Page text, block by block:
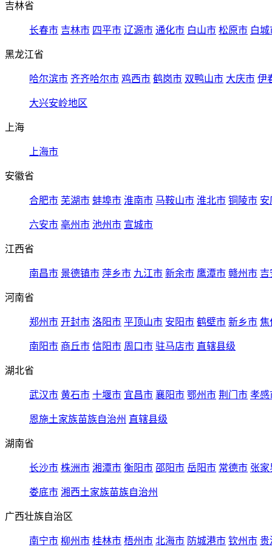
吉林省
长春市 吉林市 四平市 辽源市 通化市 白山市 松原市 白城
黑龙江省
哈尔滨市 齐齐哈尔市 鸡西市 鹤岗市 双鸭山市 大庆市 伊
大兴安岭地区
上海
上海市
安徽省
合肥市 芜湖市 蚌埠市 淮南市 马鞍山市 淮北市 铜陵市 安
六安市 亳州市 池州市 宣城市
江西省
南昌市 景德镇市 萍乡市 九江市 新余市 鹰潭市 赣州市 吉
河南省
郑州市 开封市 洛阳市 平顶山市 安阳市 鹤壁市 新乡市 焦
南阳市 商丘市 信阳市 周口市 驻马店市 直辖县级
湖北省
武汉市 黄石市 十堰市 宜昌市 襄阳市 鄂州市 荆门市 孝感
恩施土家族苗族自治州 直辖县级
湖南省
长沙市 株洲市 湘潭市 衡阳市 邵阳市 岳阳市 常德市 张家
娄底市 湘西土家族苗族自治州
广西壮族自治区
南宁市 柳州市 桂林市 梧州市 北海市 防城港市 钦州市 贵